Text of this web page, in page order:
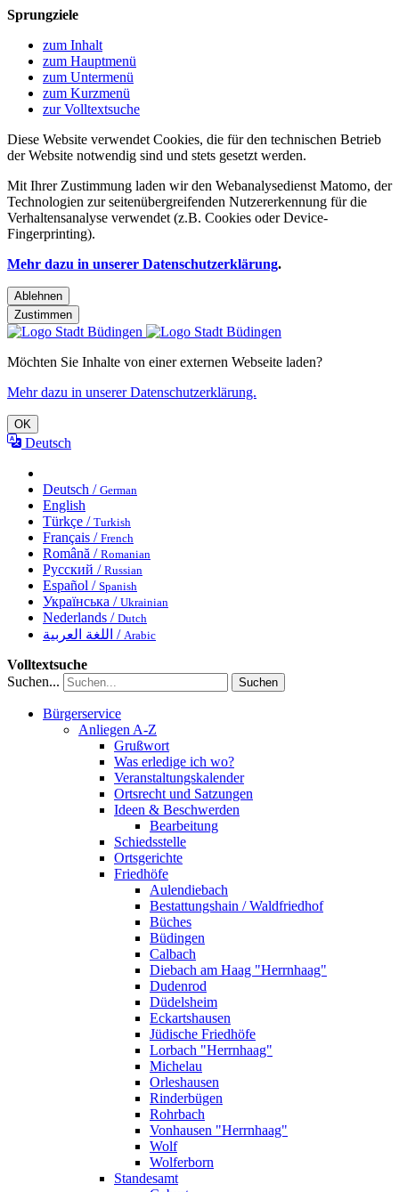
Sprungziele
zum Inhalt
zum Hauptmenü
zum Untermenü
zum Kurzmenü
zur Volltextsuche
Diese Website verwendet Cookies, die für den technischen Betrieb
der Website notwendig sind und stets gesetzt werden.
Mit Ihrer Zustimmung laden wir den Webanalysedienst Matomo, der
Technologien zur seitenübergreifenden Nutzererkennung für die
Verhaltensanalyse verwendet (z.B. Cookies oder Device-
Fingerprinting).
Mehr dazu in unserer Datenschutzerklärung.
Ablehnen
Zustimmen
Möchten Sie Inhalte von einer externen Webseite laden?
Mehr dazu in unserer Datenschutzerklärung.
OK
Deutsch
Deutsch / German
English
Türkçe / Turkish
Français / French
Română / Romanian
Русский / Russian
Español / Spanish
Українська / Ukrainian
Nederlands / Dutch
اللغة العربية / Arabic
Volltextsuche
Suchen...
Suchen
Bürgerservice
Anliegen A-Z
Grußwort
Was erledige ich wo?
Veranstaltungskalender
Ortsrecht und Satzungen
Ideen & Beschwerden
Bearbeitung
Schiedsstelle
Ortsgerichte
Friedhöfe
Aulendiebach
Bestattungshain / Waldfriedhof
Büches
Büdingen
Calbach
Diebach am Haag "Herrnhaag"
Dudenrod
Düdelsheim
Eckartshausen
Jüdische Friedhöfe
Lorbach "Herrnhaag"
Michelau
Orleshausen
Rinderbügen
Rohrbach
Vonhausen "Herrnhaag"
Wolf
Wolferborn
Standesamt